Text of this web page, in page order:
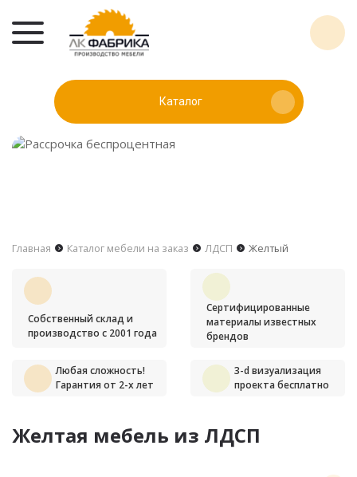
Каталог
Главная Каталог мебели на заказ ЛДСП Желтый
Собственный склад и
производство с 2001 года
Сертифицированные
материалы известных
брендов
Любая сложность!
Гарантия от 2-х лет
3-d визуализация
проекта бесплатно
Желтая мебель из ЛДСП